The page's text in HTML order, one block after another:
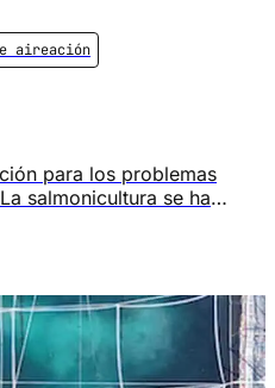
aireación
para los problemas
salmonicultura se ha
como Noruega, Chile y
de alta calidad. Sin
desafíos ambientales
[…]